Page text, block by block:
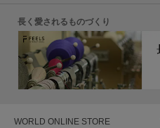
長く愛されるものづくり
WORLD ONLINE STORE